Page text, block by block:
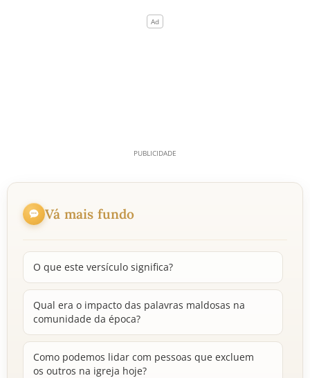
Vá mais fundo
O que este versículo significa?
Qual era o impacto das palavras maldosas na
comunidade da época?
Como podemos lidar com pessoas que excluem
os outros na igreja hoje?